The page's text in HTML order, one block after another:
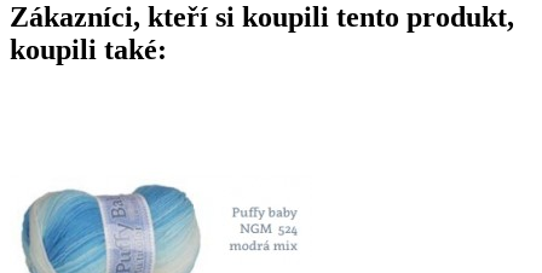
Zákazníci, kteří si koupili tento produkt,
koupili také: